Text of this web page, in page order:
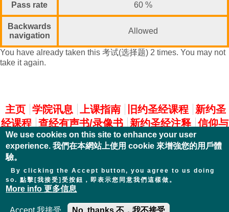
Pass rate 60 %
Backwards
navigation
Allowed
You have already taken this 考试(选择题) 2 times. You may not
take it again.
主選單
主页 学院讯息 上课指南 旧约圣经课程
新约圣
经课程
查经有声书/录像书 新约圣经注释 信仰与
实践
We use cookies on this site to enhance your user
experience. 我們在本網站上使用 cookie 來增強您的用戶體
驗。
By clicking the Accept button, you agree to us doing
so. 點擊[我接受]受按鈕，即表示您同意我們這樣做。
More info 更多信息
Accept 我接受 No, thanks 不，我不接受